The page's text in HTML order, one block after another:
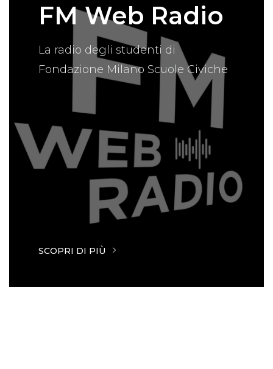
FM Web Radio
La radio degli studenti di
Fondazione Milano Scuole Civiche
SCOPRI DI PIÙ